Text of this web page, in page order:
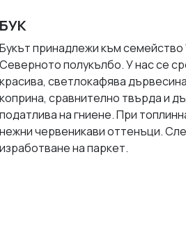
БУК
Букът принадлежи към семейство
Северното полукълбо. У нас се
красива, светлокафява
коприна, сравнително твърда и
податлива на гниене. При
нежни червеникави оттенъци.
изработване на паркет.